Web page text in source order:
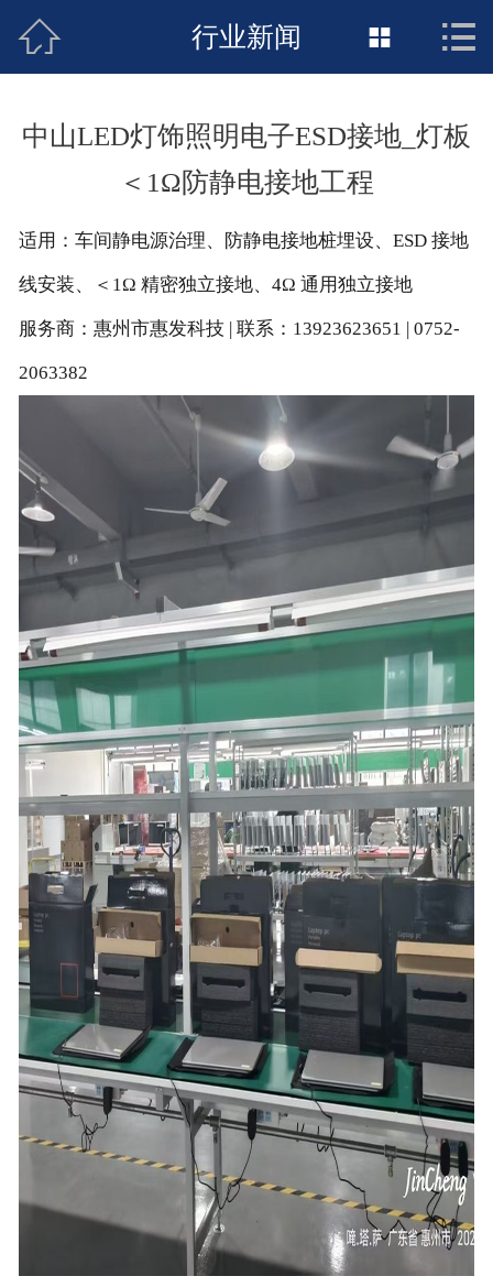
接地工程首页
新闻动态
案例展示
 行业新闻  
中山LED灯饰照明电子ESD接地_灯板
＜1Ω防静电接地工程
适用：车间静电源治理、防静电接地桩埋设、ESD 接地
线安装、＜1Ω 精密独立接地、4Ω 通用独立接地
服务商：惠州市惠发科技 | 联系：13923623651 | 0752-
2063382